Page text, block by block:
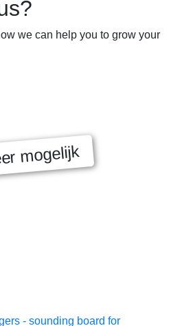
we can help you to grow your
mogelijk